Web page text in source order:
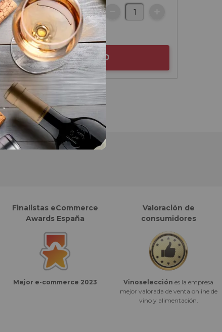
AÑADIR AL CARRITO
Finalistas eCommerce
Awards España
Mejor e-commerce 2023
Valoración de
consumidores
Vinoselección es la empresa
mejor valorada de venta online de
vino y alimentación.